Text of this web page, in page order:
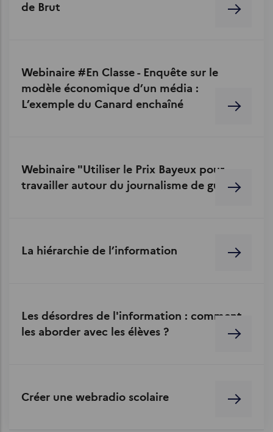
de Brut
Webinaire #En Classe - Enquête sur le
modèle économique d’un média :
L’exemple du Canard enchaîné
Webinaire "Utiliser le Prix Bayeux pour
travailler autour du journalisme de guerre"
La hiérarchie de l’information
Les désordres de l'information : comment
les aborder avec les élèves ?
Créer une webradio scolaire